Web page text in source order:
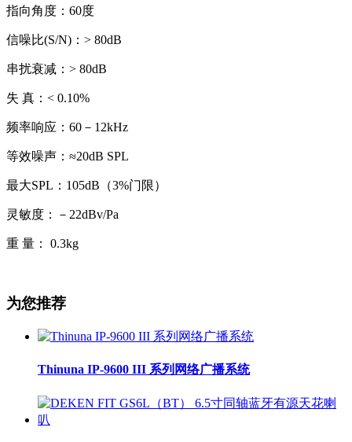
指向角度：60度
信噪比(S/N)：> 80dB
串扰衰减：> 80dB
失 真：< 0.10%
频率响应：60－12kHz
等效噪声：≈20dB SPL
最大SPL：105dB（3%门限）
灵敏度：－22dBv/Pa
重 量： 0.3kg
为您推荐
Thinuna IP-9600 III 系列网络广播系统